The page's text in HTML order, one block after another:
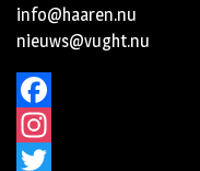
info@haaren.nu
nieuws@vught.nu
Facebook
Instagram